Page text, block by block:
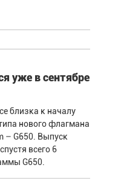
уже в сентябре
близка к началу
нового флагмана
– G650. Выпуск
всего 6
G650.